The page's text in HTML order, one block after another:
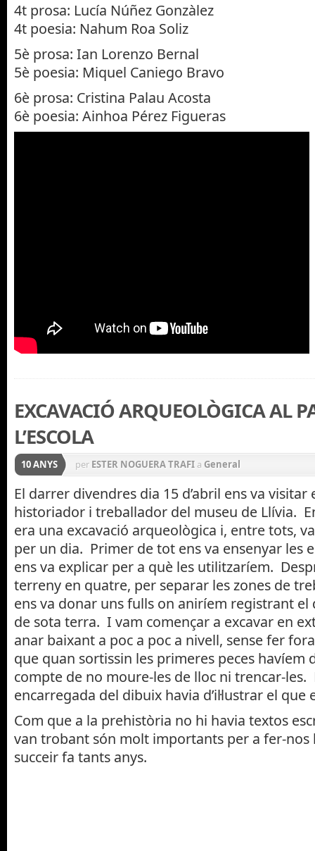
4t prosa: Lucía Núñez Gonzàlez
4t poesia: Nahum Roa Soliz
5è prosa: Ian Lorenzo Bernal
5è poesia: Miquel Caniego Bravo
6è prosa: Cristina Palau Acosta
6è poesia: Ainhoa Pérez Figueras
EXCAVACIÓ ARQUEOLÒGICA AL
L’ESCOLA
10 ANYS per ESTER NOGUERA TRAFI a General
El darrer divendres dia 15 d’abril ens va visitar
historiador i treballador del museu de Llívia.
era una excavació arqueològica i, entre tots,
per un dia. Primer de tot ens va ensenyar les
ens va explicar per a què les utilitzaríem.
terreny en quatre, per separar les zones de
ens va donar uns fulls on aniríem registrant el
de sota terra. I vam començar a excavar en
anar baixant a poc a poc a nivell, sense fer
que quan sortissin les primeres peces havíem
compte de no moure-les de lloc ni trencar-les.
encarregada del dibuix havia d’il·lustrar el que
Com que a la prehistòria no hi havia textos
van trobant són molt importants per a fer-nos
succeir fa tants anys.